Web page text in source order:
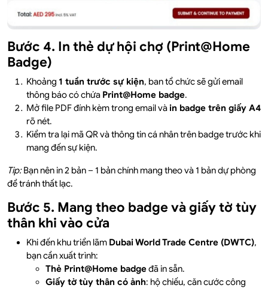
Bước 4. In thẻ dự hội chợ (Print@Home
Badge)
Khoảng 1 tuần trước sự kiện, ban tổ chức sẽ gửi email
thông báo có chứa Print@Home badge.
Mở file PDF đính kèm trong email vàin badge trên giấy A4
rõ nét.
Kiểm tra lại mã QR và thông tin cá nhân trên badge trước khi
mang đến sự kiện.
Tip:Bạn nên in 2 bản – 1 bản chính mang theo và 1 bản dự phòng
để tránh thất lạc.
Bước 5. Mang theo badge và giấy tờ tùy
thân khi vào cửa
Khi đến khu triển lãm Dubai World Trade Centre (DWTC),
bạn cần xuất trình:
Thẻ Print@Home badgeđã in sẵn.
Giấy tờ tùy thân có ảnh: hộ chiếu, căn cước công